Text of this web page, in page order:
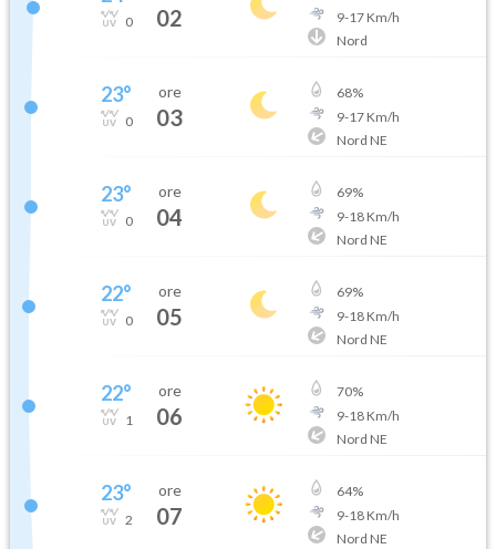
0 02
9-17Km/h
Nord
23°
0
ore
03
68%
9-17Km/h
Nord NE
23°
0
ore
04
69%
9-18Km/h
Nord NE
22°
0
ore
05
69%
9-18Km/h
Nord NE
22°
1
ore
06
70%
9-18Km/h
Nord NE
23°
2
ore
07
64%
9-18Km/h
Nord NE